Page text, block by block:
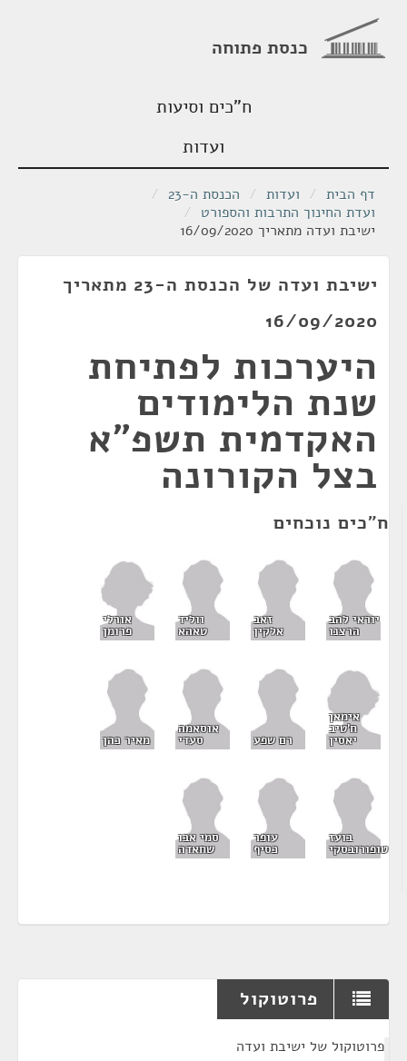
כנסת פתוחה
ח"כים וסיעות
ועדות
דף הבית / ועדות / הכנסת ה-23
/
ועדת החינוך התרבות והספורט /
ישיבת ועדה מתאריך 16/09/2020
ישיבת ועדה של הכנסת ה-23 מתאריך
16/09/2020
היערכות לפתיחת
שנת הלימודים
האקדמית תשפ"א
בצל הקורונה
ח"כים נוכחים
יוראי להב
הרצנו
זאב
אלקין
ווליד
טאהא
אורלי
פרומן
אימאן
ח'טיב
יאסין רם שפע
אוסאמה
סעדי מאיר כהן
בועז
טופורובסקי
עופר
כסיף
סמי אבו
שחאדה
פרוטוקול
פרוטוקול של ישיבת ועדה